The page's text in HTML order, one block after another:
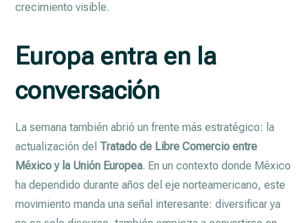
crecimiento visible.
Europa entra en la
conversación
La semana también abrió un frente más estratégico: la
actualización del Tratado de Libre Comercio entre
México y la Unión Europea. En un contexto donde México
ha dependido durante años del eje norteamericano, este
movimiento manda una señal interesante: diversificar ya